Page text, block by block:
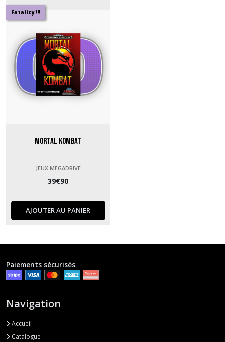
Fatality !!!
Mortal Kombat
JEUX MEGADRIVE
39€90
AJOUTER AU PANIER
Paiements sécurisés
Navigation
Accueil
Catalogue